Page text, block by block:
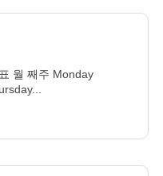
월 째주 Monday